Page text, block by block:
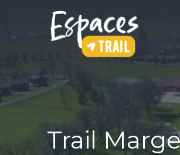
Trail